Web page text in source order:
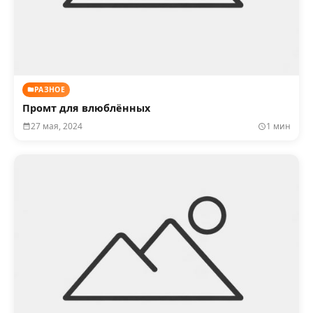
РАЗНОЕ
Промт для влюблённых
27 мая, 2024 1 мин